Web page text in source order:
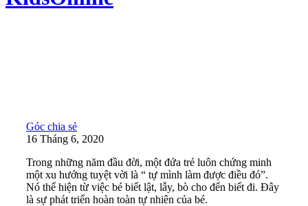
Góc chia sẻ
16 Tháng 6, 2020
Trong những năm đầu đời, một đứa trẻ luôn chứng minh
một xu hướng tuyệt vời là “ tự mình làm được điều đó”.
Nó thể hiện từ việc bé biết lật, lẫy, bò cho đến biết đi. Đây
là sự phát triển hoàn toàn tự nhiên của bé.